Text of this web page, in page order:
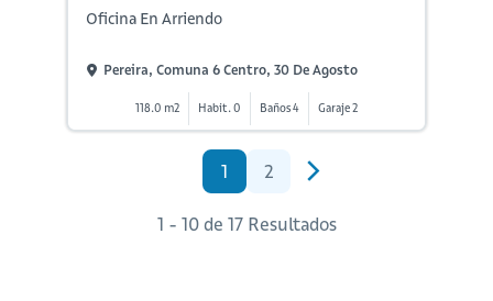
Oficina En Arriendo
Pereira, Comuna 6 Centro, 30 De Agosto
118.0 m2 Habit. 0 Baños 4 Garaje 2
1 2
1 - 10 de 17 Resultados